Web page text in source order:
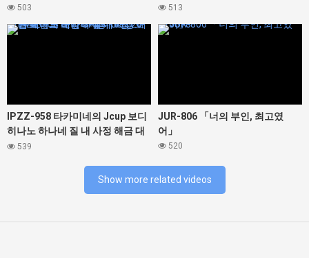
할 수 없는 성욕 몬스터였다. 봉 미
503
르가즘
513
427442
IPZZ-958 타카미네의 Jcup 보디
히나노 하나네 질 내 사정 해금 대
난교 노컷 SP 총 16명 20발 오버의
539
427378
JUR-806 「너의 부인, 최고였
어」
520
Show more related videos